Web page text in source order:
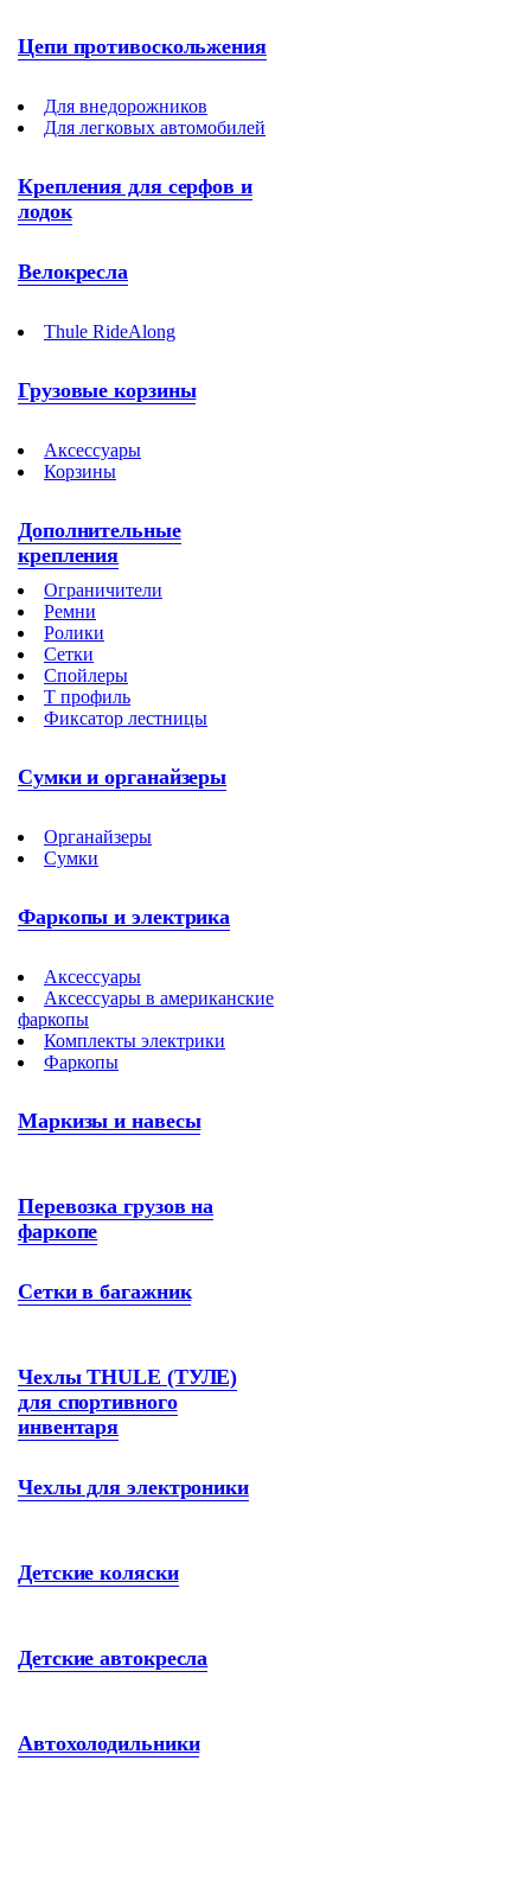
Цепи противоскольжения
Для внедорожников
Для легковых автомобилей
Крепления для серфов и
лодок
Велокресла
Thule RideAlong
Грузовые корзины
Аксессуары
Корзины
Дополнительные
крепления
Ограничители
Ремни
Ролики
Сетки
Спойлеры
Т профиль
Фиксатор лестницы
Сумки и органайзеры
Органайзеры
Сумки
Фаркопы и электрика
Аксессуары
Аксессуары в американские
фаркопы
Комплекты электрики
Фаркопы
Маркизы и навесы
Перевозка грузов на
фаркопе
Сетки в багажник
Чехлы THULE (ТУЛЕ)
для спортивного
инвентаря
Чехлы для электроники
Детские коляски
Детские автокресла
Автохолодильники